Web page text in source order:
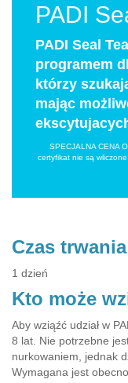
PADI
PADI Seal
programem
którzy
mając
SPECJALNA CENA
certyfikat nie są
Czas trwania
1 dzień
Kto może
Aby wziąźć udział w
8 lat. Nie potrzebne
nurkowaniem, jednak
Wymagana jest